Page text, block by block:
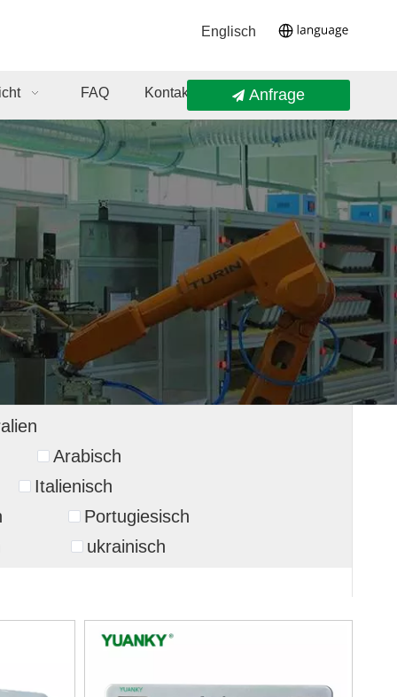
Englisch
FAQ Kontaktieren Sie Uns
Anfrage
Arabisch
Italienisch
Portugiesisch
ukrainisch